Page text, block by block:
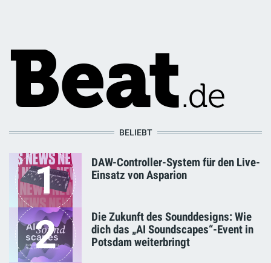
BELIEBT
1
DAW-Controller-System für den Live-
Einsatz von Asparion
2
Die Zukunft des Sounddesigns: Wie
dich das „AI Soundscapes“-Event in
Potsdam weiterbringt